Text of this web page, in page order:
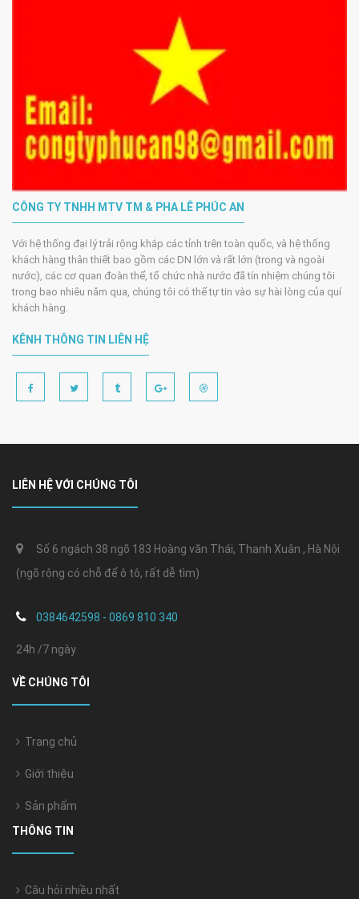
CÔNG TY TNHH MTV TM & PHA LÊ PHÚC AN
Với hệ thống đại lý trải rộng khắp các tỉnh trên toàn quốc, và hệ thống
khách hàng thân thiết bao gồm các DN lớn và rất lớn (trong và ngoài
nước), các cơ quan đoàn thể, tổ chức nhà nước đã tín nhiệm chúng tôi
trong bao nhiêu năm qua, chúng tôi có thể tự tin vào sự hài lòng của quí
khách hàng.
KÊNH THÔNG TIN LIÊN HỆ
LIÊN HỆ VỚI CHÚNG TÔI
Số 6 ngách 38 ngõ 183 Hoàng văn Thái, Thanh Xuân , Hà Nội
(ngõ rộng có chỗ để ô tô, rất dễ tìm)
0384642598 - 0869 810 340
24h /7 ngày
VỀ CHÚNG TÔI
Trang chủ
Giới thiệu
Sản phẩm
THÔNG TIN
Câu hỏi nhiều nhất